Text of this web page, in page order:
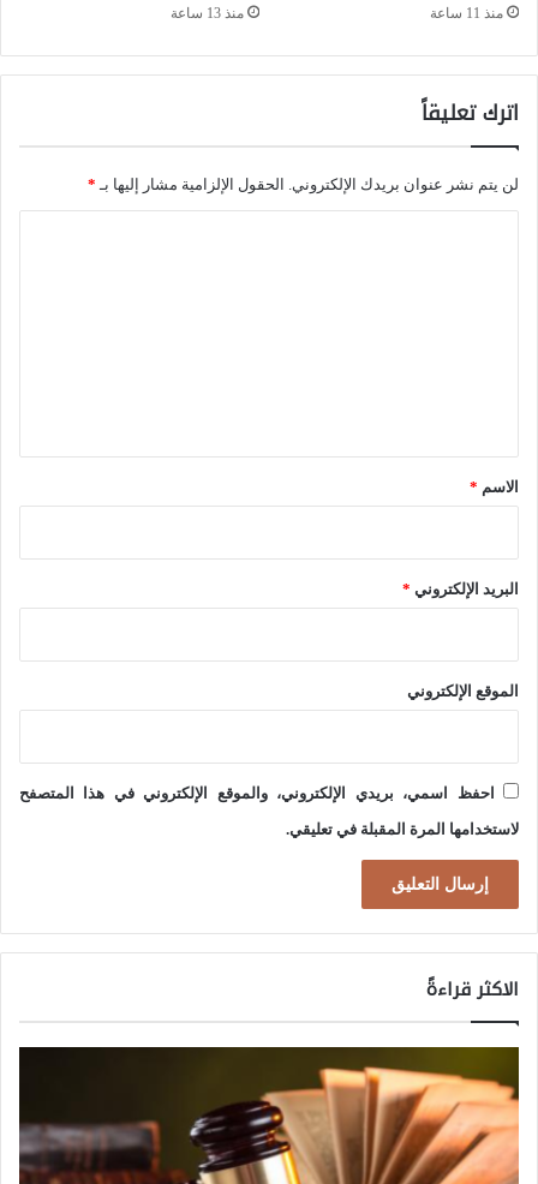
ن
ظ
ر
ا
ي
ج
ح
ا
منذ 11 ساعة منذ 13 ساعة
اترك تعليقاً
لن يتم نشر عنوان بريدك الإلكتروني. الحقول الإلزامية مشار إليها بـ *
*
الاسم *
البريد الإلكتروني *
الموقع الإلكتروني
احفظ اسمي، بريدي الإلكتروني، والموقع الإلكتروني في هذا المتصفح
لاستخدامها المرة المقبلة في تعليقي.
الاكثر قراءةً